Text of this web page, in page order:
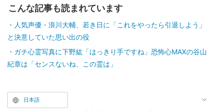
こんな記事も読まれています
人気声優・浪川大輔、若き日に「これをやったら引退しよう」
と決意していた思い出の役
ガチ心霊写真に下野紘「はっきり手ですね」恐怖心MAXの谷山
紀章は「センスないね、この霊は」
日本語